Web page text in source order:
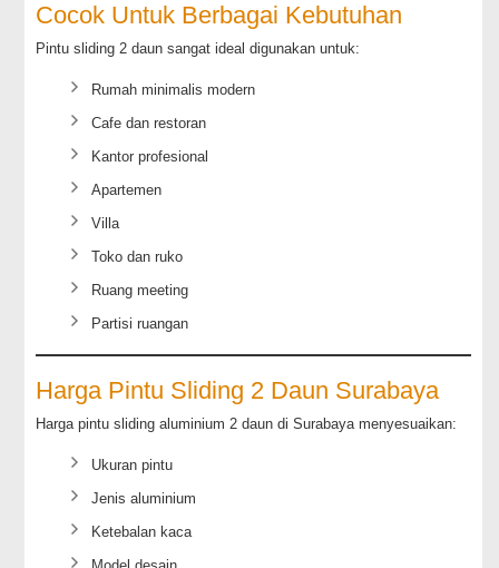
Cocok Untuk Berbagai Kebutuhan
Pintu sliding 2 daun sangat ideal digunakan untuk:
Rumah minimalis modern
Cafe dan restoran
Kantor profesional
Apartemen
Villa
Toko dan ruko
Ruang meeting
Partisi ruangan
Harga Pintu Sliding 2 Daun Surabaya
Harga pintu sliding aluminium 2 daun di Surabaya menyesuaikan:
Ukuran pintu
Jenis aluminium
Ketebalan kaca